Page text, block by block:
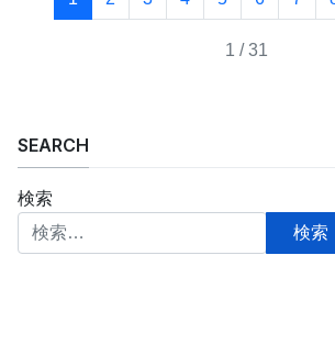
1 / 31
SEARCH
検索
検索